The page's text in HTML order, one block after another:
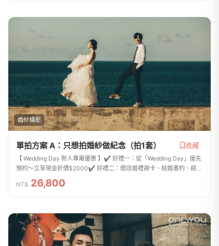
婚紗攝影
單拍方案 A：只想拍婚紗做紀念（拍1套） 收藏
【 Wedding Day 新人專屬優惠 】✔ 好禮一：從「Wedding Day」搶先
預約〜立享現金折價$2000✔ 好禮二：贈送婚禮謝卡、結婚書約、經典
桌框 （三選一）沒有宴客，只想做紀念的單拍攝方案結婚簡單拍就好，
台北拍婚紗我最...
NT$ 26,800